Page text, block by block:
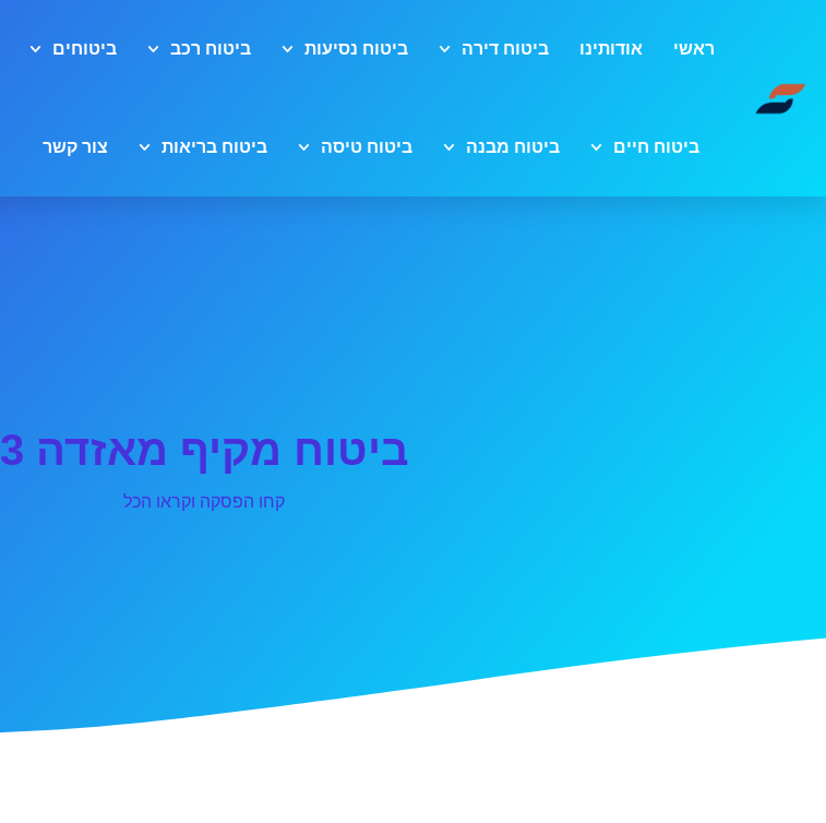
ראשי אודותינו ביטוח דירה ביטוח נסיעות ביטוח רכב ביטוחים
ביטוח חיים ביטוח מבנה ביטוח טיסה ביטוח בריאות צור קשר
ביטוח מקיף מאזדה 3
קחו הפסקה וקראו הכל